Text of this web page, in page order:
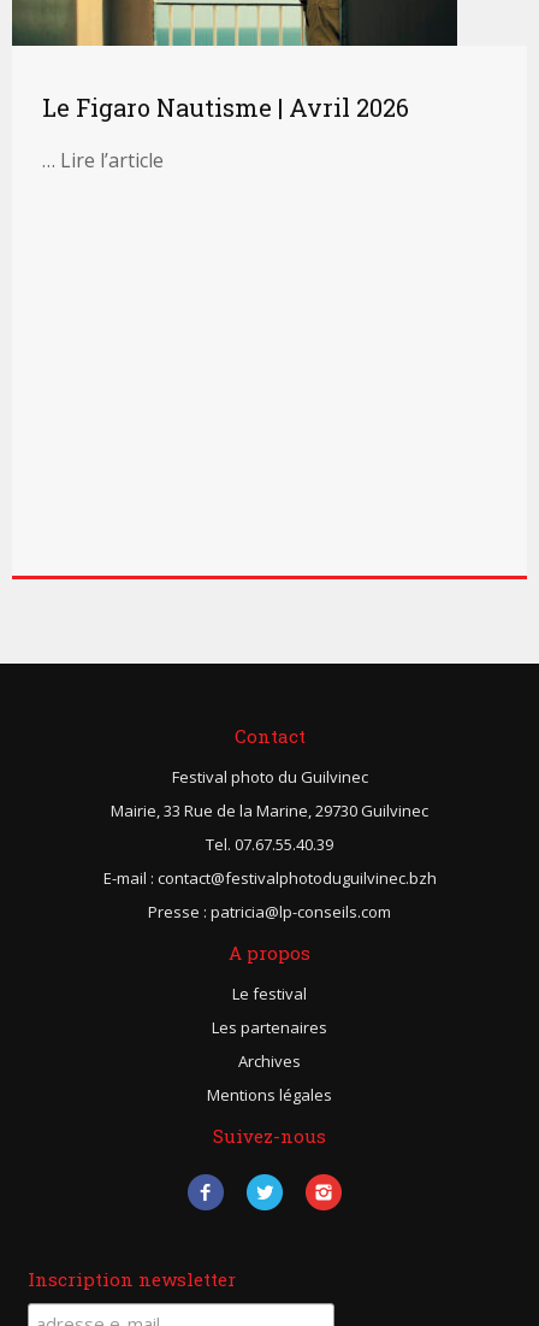
Le Figaro Nautisme | Avril 2026
… Lire l’article
Contact
Festival photo du Guilvinec
Mairie, 33 Rue de la Marine, 29730 Guilvinec
Tel. 07.67.55.40.39
E-mail : contact@festivalphotoduguilvinec.bzh
Presse : patricia@lp-conseils.com
A propos
Le festival
Les partenaires
Archives
Mentions légales
Suivez-nous
Inscription newsletter